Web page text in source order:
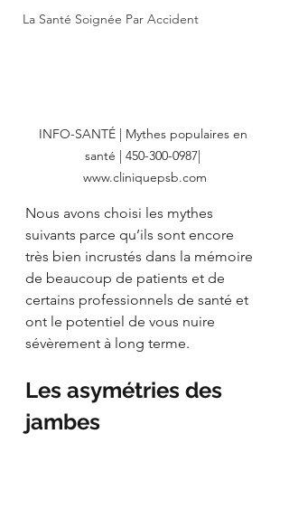
La Santé Soignée Par Accident
INFO-SANTÉ | Mythes populaires en
santé | 450-300-0987|
www.cliniquepsb.com
Nous avons choisi les mythes
suivants parce qu’ils sont encore
très bien incrustés dans la mémoire
de beaucoup de patients et de
certains professionnels de santé et
ont le potentiel de vous nuire
sévèrement à long terme.
Les asymétries des
jambes